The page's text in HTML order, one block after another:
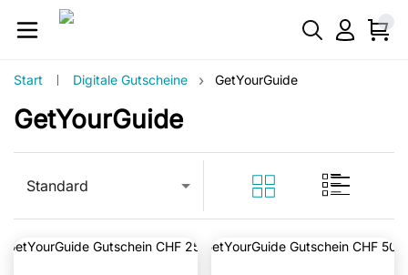
Start Digitale Gutscheine › GetYourGuide
GetYourGuide
Standard